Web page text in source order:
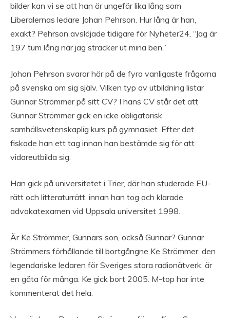
bilder kan vi se att han är ungefär lika lång som
Liberalernas ledare Johan Pehrson. Hur lång är han,
exakt? Pehrson avslöjade tidigare för Nyheter24, “Jag är
197 tum lång när jag sträcker ut mina ben.”
Johan Pehrson svarar här på de fyra vanligaste frågorna
på svenska om sig själv. Vilken typ av utbildning listar
Gunnar Strömmer på sitt CV? I hans CV står det att
Gunnar Strömmer gick en icke obligatorisk
samhällsvetenskaplig kurs på gymnasiet. Efter det
fiskade han ett tag innan han bestämde sig för att
vidareutbilda sig.
Han gick på universitetet i Trier, där han studerade EU-
rätt och litteraturrätt, innan han tog och klarade
advokatexamen vid Uppsala universitet 1998.
Är Ke Strömmer, Gunnars son, också Gunnar? Gunnar
Strömmers förhållande till bortgångne Ke Strömmer, den
legendariske ledaren för Sveriges stora radionätverk, är
en gåta för många. Ke gick bort 2005. M-top har inte
kommenterat det hela.